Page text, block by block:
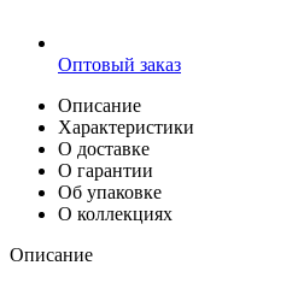
Оптовый заказ
Описание
Характеристики
О доставке
О гарантии
Об упаковке
О коллекциях
Описание